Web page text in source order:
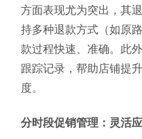
方面表现尤为突出，其
持多种退款方式（如原
款过程快速、准确。此
跟踪记录，帮助店铺提
度。
分时段促销管理：灵活